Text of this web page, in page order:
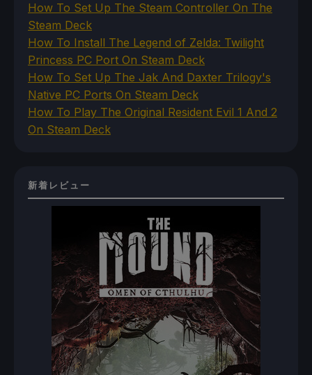
How To Set Up The Steam Controller On The
Steam Deck
How To Install The Legend of Zelda: Twilight
Princess PC Port On Steam Deck
How To Set Up The Jak And Daxter Trilogy's
Native PC Ports On Steam Deck
How To Play The Original Resident Evil 1 And 2
On Steam Deck
新着レビュー